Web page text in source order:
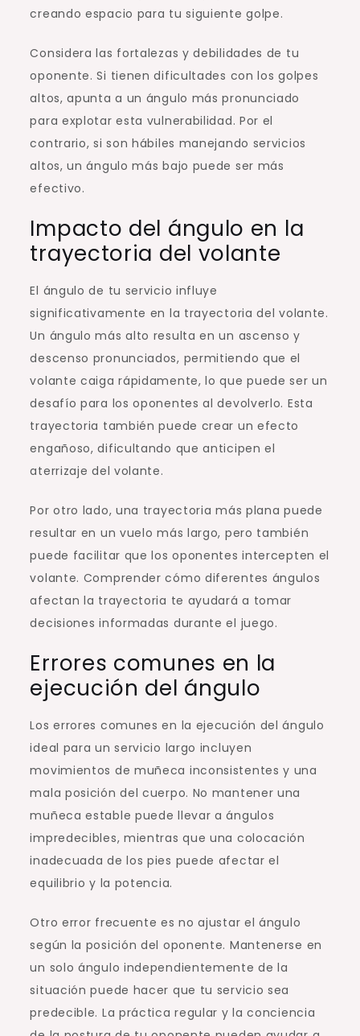
creando espacio para tu siguiente golpe.
Considera las fortalezas y debilidades de tu
oponente. Si tienen dificultades con los golpes
altos, apunta a un ángulo más pronunciado
para explotar esta vulnerabilidad. Por el
contrario, si son hábiles manejando servicios
altos, un ángulo más bajo puede ser más
efectivo.
Impacto del ángulo en la
trayectoria del volante
El ángulo de tu servicio influye
significativamente en la trayectoria del volante.
Un ángulo más alto resulta en un ascenso y
descenso pronunciados, permitiendo que el
volante caiga rápidamente, lo que puede ser un
desafío para los oponentes al devolverlo. Esta
trayectoria también puede crear un efecto
engañoso, dificultando que anticipen el
aterrizaje del volante.
Por otro lado, una trayectoria más plana puede
resultar en un vuelo más largo, pero también
puede facilitar que los oponentes intercepten el
volante. Comprender cómo diferentes ángulos
afectan la trayectoria te ayudará a tomar
decisiones informadas durante el juego.
Errores comunes en la
ejecución del ángulo
Los errores comunes en la ejecución del ángulo
ideal para un servicio largo incluyen
movimientos de muñeca inconsistentes y una
mala posición del cuerpo. No mantener una
muñeca estable puede llevar a ángulos
impredecibles, mientras que una colocación
inadecuada de los pies puede afectar el
equilibrio y la potencia.
Otro error frecuente es no ajustar el ángulo
según la posición del oponente. Mantenerse en
un solo ángulo independientemente de la
situación puede hacer que tu servicio sea
predecible. La práctica regular y la conciencia